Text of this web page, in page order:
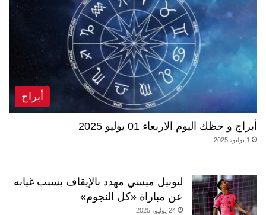
أبراج
أبراج و حظك اليوم الاربعاء 01 يوليو 2025
1 يوليو، 2025
ليونيل ميسي مهدد بالإيقاف بسبب غيابه
عن مباراة «كل النجوم»
24 يوليو، 2025